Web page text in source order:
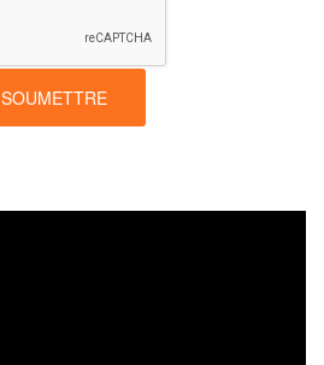
SOUMETTRE